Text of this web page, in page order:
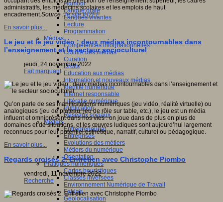
Humour
Langue orale
Langues vivantes
Lecture
Programmation
Médias
Compétences informationnelles
Culture des médias
Curation
Droits
Education aux médias
Information et nouveaux médias
Identité numérique
Internet responsable
Littératie numérique
Publication
Réseaux sociaux
Métiers
Entrepreneuriat
Entreprises
Evolutions des métiers
Métiers du numérique
Orientation
Pratiques numériques
Cartes heuristiques
Classes inversées
Environnement Numérique de Travail
Fablab
Géolocalisation
administratifs, les médecins scolaires et les emplois de haut
encadrement.Source :le site IH2EF
En savoir plus...
Le jeu et le jeu vidéo : deux médias incontournables dans
l’enseignement et le secteur socioculturel
jeudi, 24 novembre 2022
Fait marquant
Qu’on parle de ses manifestations numériques (jeu vidéo, réalité virtuelle) ou
analogiques (jeu de plateau, jeu de rôle sur table, etc.), le jeu est un média
influent et omniprésent dans nos vies : on joue dans de plus en plus de
domaines et de situations, et les œuvres ludiques sont aujourd’hui largement
reconnues pour leur potentiel esthétique, narratif, culturel ou pédagogique.
En savoir plus...
Regards croisés 2. Entretien avec Christophe Piombo
vendredi, 11 novembre 2022
Recherche